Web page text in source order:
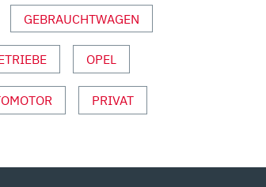
GEBRAUCHTWAGEN
OPEL
PRIVAT